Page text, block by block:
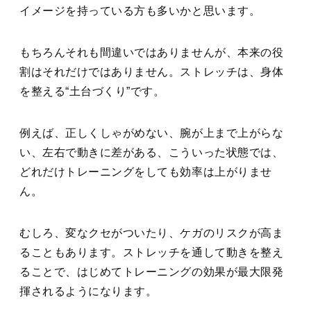
イメージを持っている方も多いかと思います。
もちろんそれも間違いではありませんが、本来の役
割はそれだけではありません。ストレッチは、身体
を整える“土台づくり”です。
例えば、正しくしゃがめない、腕が上まで上がらな
い、左右で動きに差がある、こういった状態では、
どれだけトレーニングをしても効率は上がりませ
ん。
むしろ、変なクセがついたり、ケガのリスクが高ま
ることもあります。ストレッチを通して動きを整え
ることで、はじめてトレーニングの効果が最大限発
揮されるようになります。